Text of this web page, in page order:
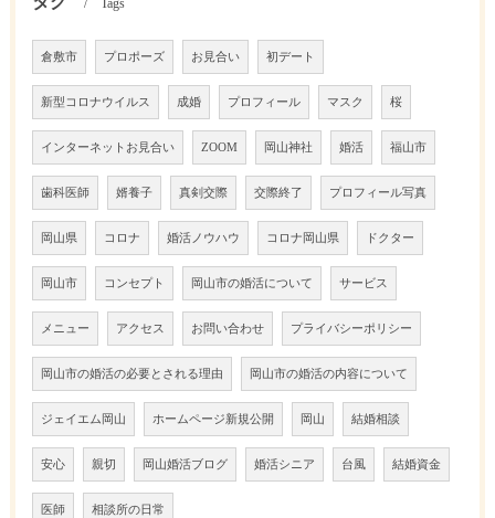
Tags
倉敷市 プロポーズ お見合い 初デート
新型コロナウイルス 成婚 プロフィール マスク 桜
インターネットお見合い ZOOM 岡山神社 婚活 福山市
歯科医師 婿養子 真剣交際 交際終了 プロフィール写真
岡山県 コロナ 婚活ノウハウ コロナ岡山県 ドクター
岡山市 コンセプト 岡山市の婚活について サービス
メニュー アクセス お問い合わせ プライバシーポリシー
岡山市の婚活の必要とされる理由 岡山市の婚活の内容について
ジェイエム岡山 ホームページ新規公開 岡山 結婚相談
安心 親切 岡山婚活ブログ 婚活シニア 台風 結婚資金
医師 相談所の日常